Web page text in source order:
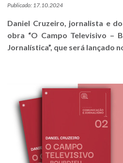
Publicado: 17.10.2024
Daniel Cruzeiro, jornalista e
obra “O Campo Televisivo –
Jornalística”, que será lançado
Imagem